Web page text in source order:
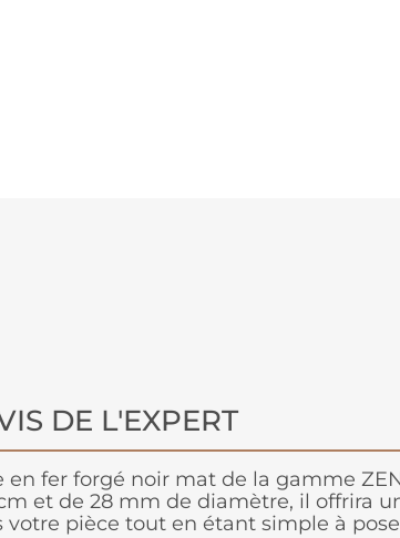
DE L'EXPERT
en fer forgé noir mat de la gamme
et de 28 mm de diamètre, il offrira
votre pièce tout en étant simple à